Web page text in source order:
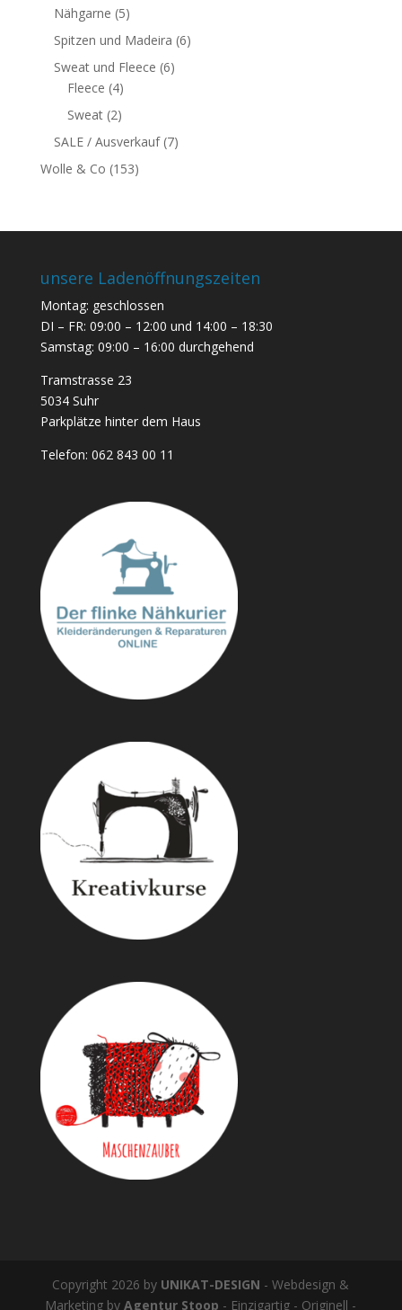
Nähgarne (5)
Spitzen und Madeira (6)
Sweat und Fleece (6)
Fleece (4)
Sweat (2)
SALE / Ausverkauf (7)
Wolle & Co (153)
unsere Ladenöffnungszeiten
Montag: geschlossen
DI – FR: 09:00 – 12:00 und 14:00 – 18:30
Samstag: 09:00 – 16:00 durchgehend
Tramstrasse 23
5034 Suhr
Parkplätze hinter dem Haus
Telefon: 062 843 00 11
Copyright 2026 by UNIKAT-DESIGN - Webdesign &
Marketing byAgentur Stoop - Einzigartig - Originell -